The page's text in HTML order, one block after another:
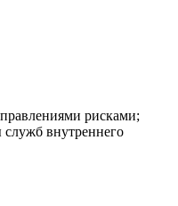
рисками;
служб внутреннего